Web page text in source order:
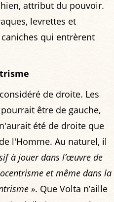
attribut du pouvoir.
levrettes et
qui entrèrent
de droite. Les
être de gauche,
été de droite que
l'Homme. Au naturel, il
à jouer dans l’œuvre de
et même dans la
». Que Volta n’aille